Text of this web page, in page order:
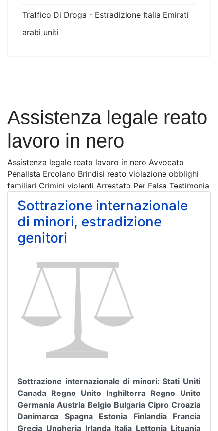
Traffico Di Droga - Estradizione Italia Emirati
arabi uniti
Assistenza legale reato
lavoro in nero
Assistenza legale reato lavoro in nero Avvocato
Penalista Ercolano Brindisi reato violazione obblighi
familiari Crimini violenti Arrestato Per Falsa Testimonia
Sottrazione internazionale
di minori, estradizione
genitori
Sottrazione internazionale di minori: Stati Uniti
Canada Regno Unito Inghilterra Regno Unito
Germania Austria Belgio Bulgaria Cipro Croazia
Danimarca Spagna Estonia Finlandia Francia
Grecia Ungheria Irlanda Italia Lettonia Lituania